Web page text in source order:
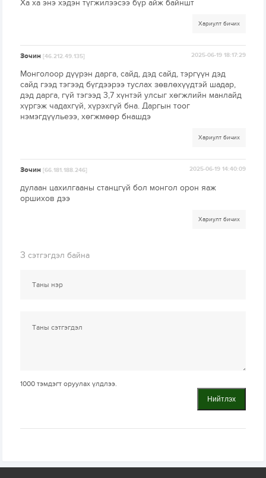
Ха ха энэ хэдэн түгжилээсээ бүр айж байншт
Хариулт бичих
Зочин[46.212.49.135] 2025-06-19 18:17:29
Монголоор дүүрэн дарга, сайд, дэд сайд, тэргүүн дэд
сайд гээд тэгээд бүгдээрээ туслах зөвлөхүүдтэй шадар,
дэд дарга, гүй тэгээд 3,7 хүнтэй улсыг хөгжлийн манлайд
хүргэж чадахгүй, хүрэхгүй бна. Даргын тоог
нэмэгдүүльеээ, хөгжмөөр бнашдэ
Хариулт бичих
Зочин[66.181.188.246] 2025-06-19 14:40:09
дулаан цахилгааны станцгүй бол монгол орон яаж
оршихов дээ
Хариулт бичих
3 сэтгэгдэл байна
1000 тэмдэгт оруулах үлдлээ.
Нийтлэх